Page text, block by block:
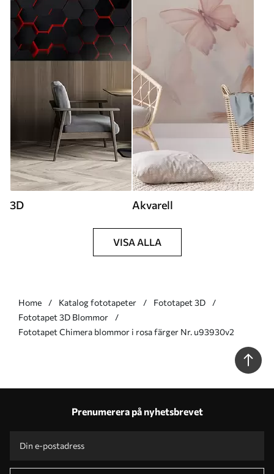
3D Akvarell
VISA ALLA
Home Katalog fototapeter
Fototapet 3D
Fototapet 3D Blommor
Fototapet Chimera blommor i rosa färger Nr. u93930v2
Prenumerera på nyhetsbrevet